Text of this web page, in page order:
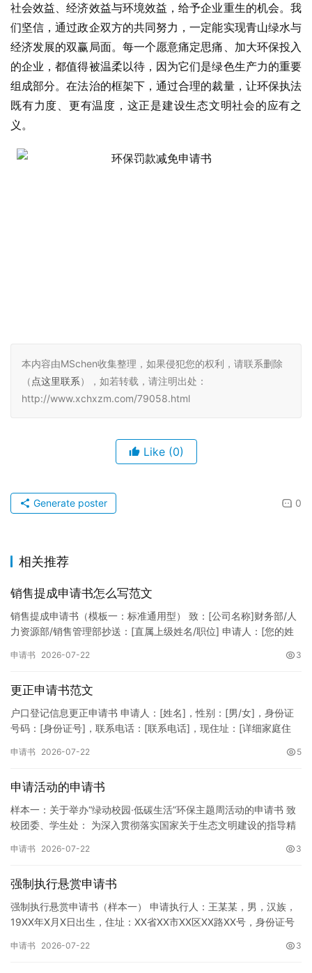
社会效益、经济效益与环境效益，给予企业重生的机会。我
们坚信，通过政企双方的共同努力，一定能实现青山绿水与
经济发展的双赢局面。每一个愿意痛定思痛、加大环保投入
的企业，都值得被温柔以待，因为它们是绿色生产力的重要
组成部分。在法治的框架下，通过合理的裁量，让环保执法
既有力度、更有温度，这正是建设生态文明社会的应有之
义。
本内容由MSchen收集整理，如果侵犯您的权利，请联系删除
（ 点这里联系），如若转载，请注明出处：
http://www.xchxzm.com/79058.html
Like (0)
0
Generate poster
相关推荐
销售提成申请书怎么写范文
销售提成申请书（模板一：标准通用型） 致：[公司名称]财务部/人
力资源部/销售管理部抄送：[直属上级姓名/职位] 申请人：[您的姓
申请书 2026-07-22 3
更正申请书范文
户口登记信息更正申请书 申请人：[姓名]，性别：[男/女]，身份证
号码：[身份证号]，联系电话：[联系电话]，现住址：[详细家庭住
申请书 2026-07-22 5
申请活动的申请书
样本一：关于举办“绿动校园·低碳生活”环保主题周活动的申请书 致
校团委、学生处： 为深入贯彻落实国家关于生态文明建设的指导精
申请书 2026-07-22 3
强制执行悬赏申请书
强制执行悬赏申请书（样本一） 申请执行人：王某某，男，汉族，
19XX年X月X日出生，住址：XX省XX市XX区XX路XX号，身份证号
申请书 2026-07-22 3